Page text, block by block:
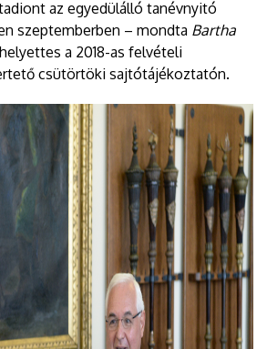
az egyedülálló tanévnyitó
szeptemberben – mondta Bartha
a 2018-as felvételi
csütörtöki sajtótájékoztatón.